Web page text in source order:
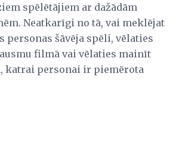
spēlētājiem ar dažādām
Neatkarīgi no tā, vai meklējat
personas šāvēja spēli, vēlaties
filmā vai vēlaties mainīt
katrai personai ir piemērota